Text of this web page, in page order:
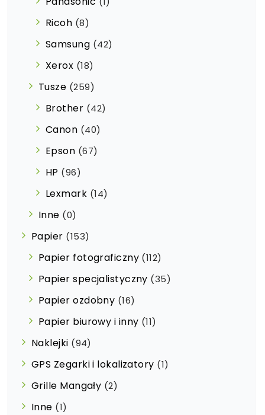
Ricoh (8)
Samsung (42)
Xerox (18)
Tusze (259)
Brother (42)
Canon (40)
Epson (67)
HP (96)
Lexmark (14)
Inne (0)
Papier (153)
Papier fotograficzny (112)
Papier specjalistyczny (35)
Papier ozdobny (16)
Papier biurowy i inny (11)
Naklejki (94)
GPS Zegarki i lokalizatory (1)
Grille Mangały (2)
Inne (1)